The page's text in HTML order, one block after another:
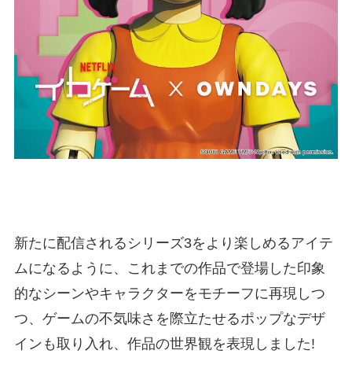
新たに配信されるシリーズ3をより楽しめるアイテ
ムになるように、これまでの作品で登場した印象
的なシーンやキャラクターをモチーフに再現しつ
つ、ゲームの不気味さを際立たせるポップなデザ
インも取り入れ、作品の世界観を表現しました!